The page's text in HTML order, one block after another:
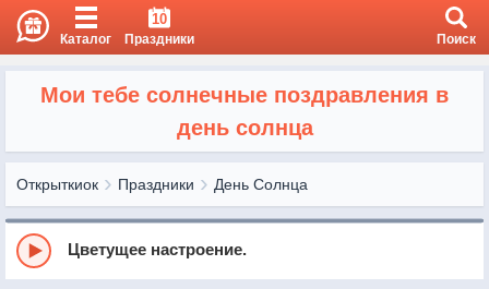
Каталог
10
Праздники Поиск
Мои тебе солнечные поздравления в
день солнца
Открыткиок Праздники День Солнца
Цветущее настроение.